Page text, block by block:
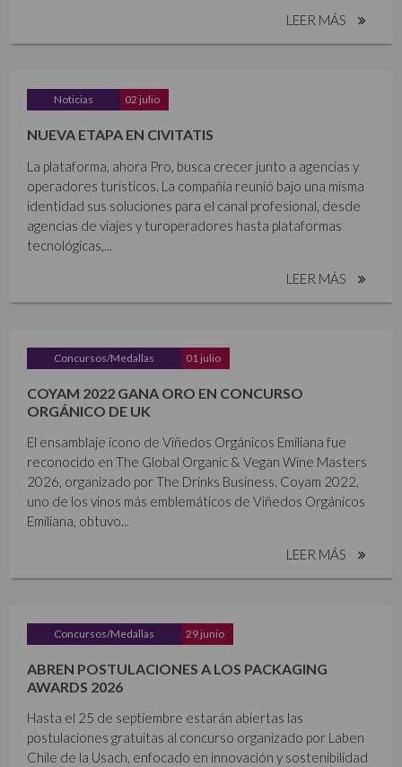
LEER MÁS
Noticias 02 julio
NUEVA ETAPA EN CIVITATIS
La plataforma, ahora Pro, busca crecer junto a agencias y
operadores turísticos. La compañía reunió bajo una misma
identidad sus soluciones para el canal profesional, desde
agencias de viajes y turoperadores hasta plataformas
tecnológicas,...
LEER MÁS
Concursos/Medallas 01 julio
COYAM 2022 GANA ORO EN CONCURSO
ORGÁNICO DE UK
El ensamblaje ícono de Viñedos Orgánicos Emiliana fue
reconocido en The Global Organic & Vegan Wine Masters
2026, organizado por The Drinks Business. Coyam 2022,
uno de los vinos más emblemáticos de Viñedos Orgánicos
Emiliana, obtuvo...
LEER MÁS
Concursos/Medallas 29 junio
ABREN POSTULACIONES A LOS PACKAGING
AWARDS 2026
Hasta el 25 de septiembre estarán abiertas las
postulaciones gratuitas al concurso organizado por Laben
Chile de la Usach, enfocado en innovación y sostenibilidad